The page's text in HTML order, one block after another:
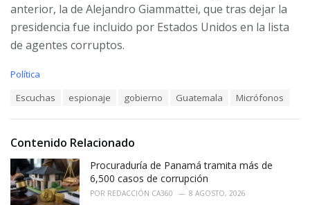
anterior, la de Alejandro Giammattei, que tras dejar la
presidencia fue incluido por Estados Unidos en la lista
de agentes corruptos.
C
o
r
i
e
s
:
Política
:
Escuchas espionaje gobierno Guatemala Micrófonos
Contenido Relacionado
Procuraduría de Panamá tramita más de
6,500 casos de corrupción
POR REDACCIÓN CA360 8 AGOSTO, 2026